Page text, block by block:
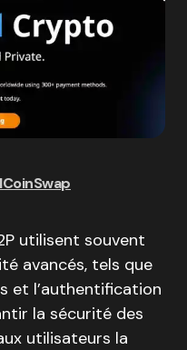
utilisent souvent
avancés, tels que
et l’authentification
la sécurité des
utilisateurs la